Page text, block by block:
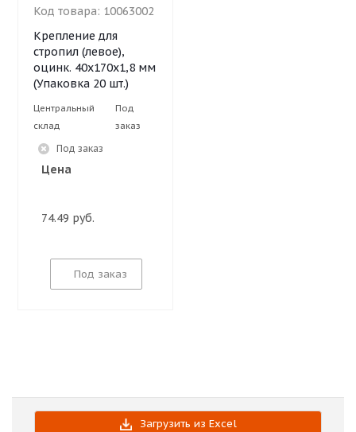
Код товара: 10063002
Крепление для
стропил (левое),
оцинк. 40х170х1,8 мм
(Упаковка 20 шт.)
Центральный
склад
Под
заказ
Под заказ
Цена
74.49 руб.
Под заказ
Загрузить из Excel